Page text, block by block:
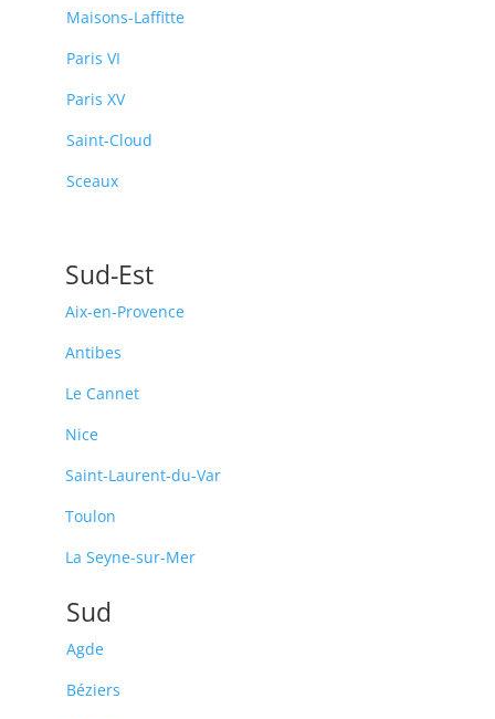
Maisons-Laffitte
Paris VI
Paris XV
Saint-Cloud
Sceaux
Sud-Est
Aix-en-Provence
Antibes
Le Cannet
Nice
Saint-Laurent-du-Var
Toulon
La Seyne-sur-Mer
Sud
Agde
Béziers